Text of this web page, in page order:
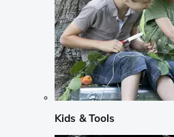
Kids & Tools